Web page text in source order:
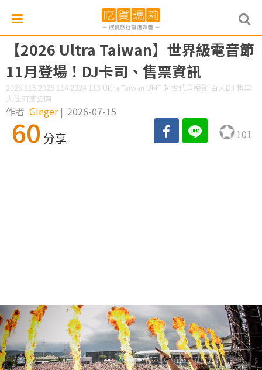
【2026 Ultra Taiwan】世界級電音節
11月登場！DJ卡司、售票資訊
2026 115 2025 114 2024 113 Ultra Taiwan UMF 超世代音樂節 百大DJ 售票
大佳河濱公園
作者 Ginger| 2026-07-15
60 分享 101